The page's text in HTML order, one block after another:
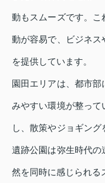
動もスムーズです。こ
動が容易で、ビジネス
を提供しています。
園田エリアは、都市
みやすい環境が整って
し、散策やジョギン
遺跡公園は弥生時代の
然を同時に感じられる